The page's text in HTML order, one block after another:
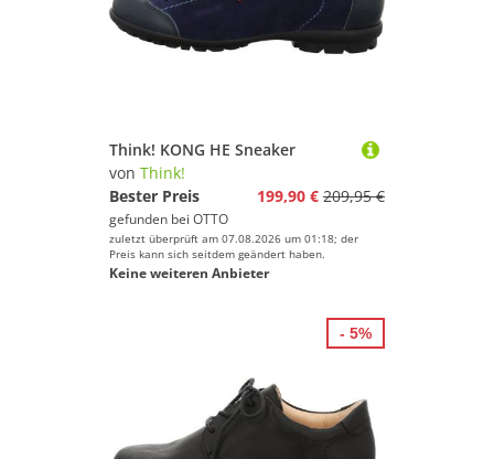
Think! KONG HE Sneaker
von Think!
Bester Preis
199,90 € 209,95 €
gefunden bei OTTO
zuletzt überprüft am 07.08.2026 um 01:18; der
Preis kann sich seitdem geändert haben.
Keine weiteren Anbieter
- 5%